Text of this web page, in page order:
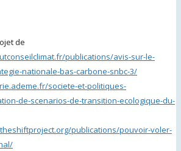
de
publications/avis-sur-le-
nationale-bas-carbone-snbc-3/
societe-et-politiques-
de-scenarios-de-transition-ecologique-du-
publications/pouvoir-voler-